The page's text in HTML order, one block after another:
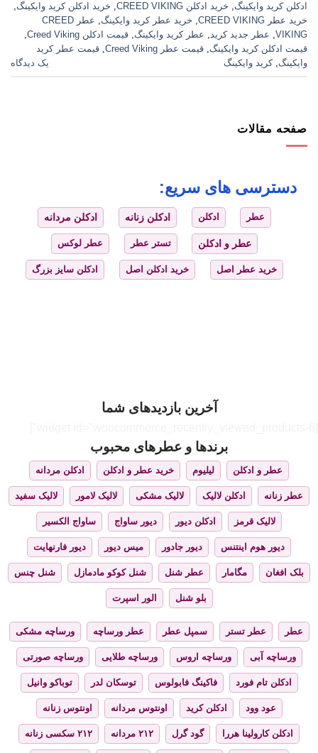
ادکلن کرید وایکینگ, خرید ادکلن CREED VIKING , خرید ادکلن کرید وایکینگ,
خرید عطر CREED VIKING
, خرید عطر کرید وایکینگ,
عطر CREED
VIKING
, عطر جدید کرید, عطر کرید وایکینگ, قیمت ادکلن Creed Viking
,
قیمت ادکلن کرید وایکینگ, قیمت عطر Creed Viking , قیمت عطر کرید
وایکینگ,کرید وایکینگ یک دیدگاه
صفحه مقالات
دسترسی های سریع:
عطر ادکلن ادکلن زنانه ادکلن مردانه
عطر و ادکلن تستر عطر عطر لوکس
خرید عطر اصل خرید ادکلن اصل ادکلن سایز بزرگ
آخرین بازدیدهای شما
برندها و عطرهای محبوب
عطر و ادکلن لیلیوم خرید عطر و ادکلن ادکلن مردانه
عطر زنانه ادکلن لالیک لالیک مشکی لالیک لامور لالیک سفید
لالیک قرمز ادکلن دیور دیور ساواج ساواج الکسیر
دیور هوم اینتنس دیور جادور میس دیور دیور فارنهایت
بلک افغان مگامار عطر شنل شنل کوکو مادمازل شنل چنس
بلو شنل الور اسپرت
عطر عطر تستر سمپل عطر عطر ورساچه ورساچه مشکی
ورساچه آبی ورساچه اروس ورساچه طلایی ورساچه صورتی
ادکلن تام فورد فاکینگ فابولوس توسکان لدر توباکو وانیل
عود وود ادکلن کرید اونتوس مردانه اونتوس زنانه
ادکلن کارولینا هررا گود گرل ۲۱۲ مردانه ۲۱۲ سکسی زنانه